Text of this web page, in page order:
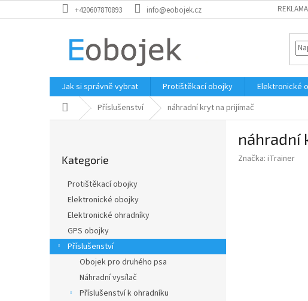
na
+420607870893 info@eobojek.cz
Jak si správně vybrat Protištěkací obojky Elektronické
Domů Příslušenství náhradní kryt na prijímač
a
kategorie
Kategorie
Protištěkací obojky
Elektronické obojky
Elektronické ohradníky
GPS obojky
Příslušenství
Obojek pro druhého psa
Náhradní vysílač
Příslušenství k ohradníku
náhradní
Značka: iTrainer